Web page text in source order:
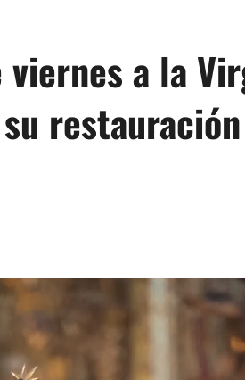
a la
restauración